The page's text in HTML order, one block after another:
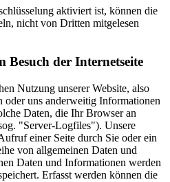
aktiviert ist, können die
nicht von Dritten mitgelesen
Besuch der Internetseite
Nutzung unserer Website, also
oder uns anderweitig Informationen
Daten, die Ihr Browser an
"Server-Logfiles"). Unsere
einer Seite durch Sie oder ein
von allgemeinen Daten und
Daten und Informationen werden
Erfasst werden können die